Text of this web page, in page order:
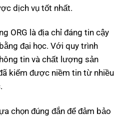
dịch vụ tốt nhất.
ORG là địa chỉ đáng tin cậy
đại học. Với quy trình
tin và chất lượng sản
kiếm được niềm tin từ nhiều
chọn đúng đắn để đảm bảo